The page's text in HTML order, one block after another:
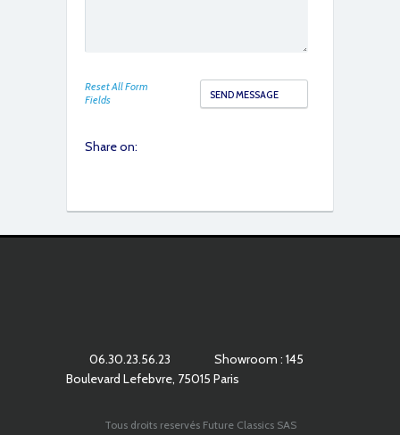
IMG_1329
Reset All Form
Fields
Share on:
06.30.23.56.23
Showroom : 145
Boulevard Lefebvre, 75015 Paris
Tous droits reservés Future Classics SAS